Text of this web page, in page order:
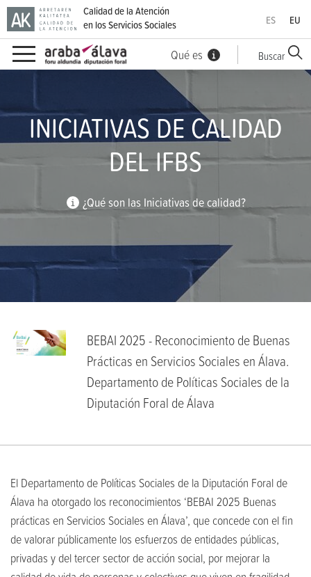
Calidad de la Atención
en los Servicios Sociales
Qué es Buscar
ES EU
INICIATIVAS DE CALIDAD
DEL IFBS
¿Qué son las Iniciativas de calidad?
BEBAI 2025 - Reconocimiento de Buenas
Prácticas en Servicios Sociales en Álava.
Departamento de Políticas Sociales de la
Diputación Foral de Álava
El Departamento de Políticas Sociales de la Diputación Foral de
Álava ha otorgado los reconocimientos ‘BEBAI 2025 Buenas
prácticas en Servicios Sociales en Álava’, que concede con el fin
de valorar públicamente los esfuerzos de entidades públicas,
privadas y del tercer sector de acción social, por mejorar la